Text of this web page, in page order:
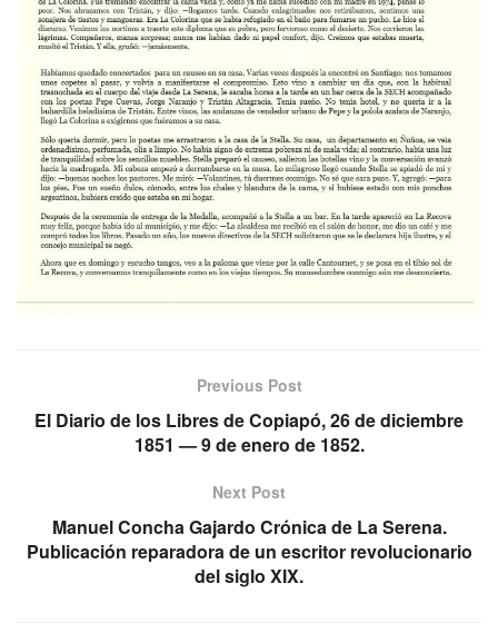
Previous Post
El Diario de los Libres de Copiapó, 26 de diciembre
1851 — 9 de enero de 1852.
Next Post
Manuel Concha Gajardo Crónica de La Serena.
Publicación reparadora de un escritor revolucionario
del siglo XIX.